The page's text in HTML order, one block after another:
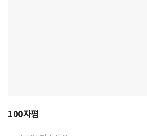
100자평